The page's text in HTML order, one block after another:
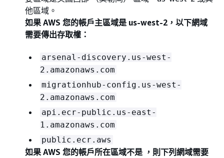
他區域。
如果 AWS 您的帳戶主區域是 us-west-2，以下網域
需要傳出存取權：
arsenal-discovery.us-west-
2.amazonaws.com
migrationhub-config.us-west-
2.amazonaws.com
api.ecr-public.us-east-
1.amazonaws.com
public.ecr.aws
如果 AWS 您的帳戶所在區域不是 ，則下列網域需要